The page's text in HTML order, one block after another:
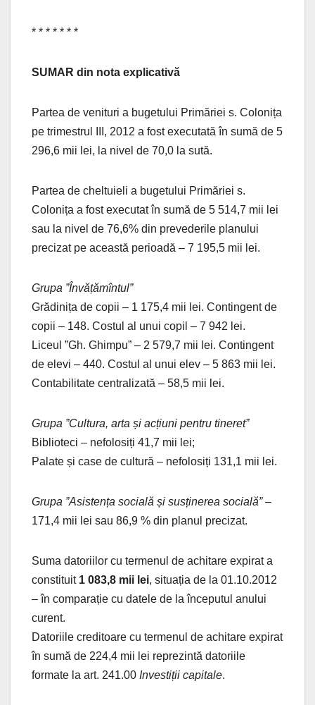
* * * * * * *
SUMAR din nota explicativă
Partea de venituri a bugetului Primăriei s. Colonița
pe trimestrul III, 2012 a fost executată în sumă de 5
296,6 mii lei, la nivel de 70,0 la sută.
Partea de cheltuieli a bugetului Primăriei s.
Colonița a fost executat în sumă de 5 514,7 mii lei
sau la nivel de 76,6% din prevederile planului
precizat pe această perioadă – 7 195,5 mii lei.
Grupa ”Învățămîntul”
Grădinița de copii – 1 175,4 mii lei. Contingent de
copii – 148. Costul al unui copil – 7 942 lei.
Liceul ”Gh. Ghimpu” – 2 579,7 mii lei. Contingent
de elevi – 440. Costul al unui elev – 5 863 mii lei.
Contabilitate centralizată – 58,5 mii lei.
Grupa ”Cultura, arta și acțiuni pentru tineret”
Biblioteci – nefolosiți 41,7 mii lei;
Palate și case de cultură – nefolosiți 131,1 mii lei.
Grupa ”Asistența socială și susținerea socială”–
171,4 mii lei sau 86,9 % din planul precizat.
Suma datoriilor cu termenul de achitare expirat a
constituit 1 083,8 mii lei, situația de la 01.10.2012
– în comparație cu datele de la începutul anului
curent.
Datoriile creditoare cu termenul de achitare expirat
în sumă de 224,4 mii lei reprezintă datoriile
formate la art. 241.00 Investiții capitale.